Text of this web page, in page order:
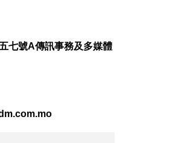
明恢復運作
2026-08-07 19:07
2026-08-07 18:45
七號A傳訊事務及多媒體